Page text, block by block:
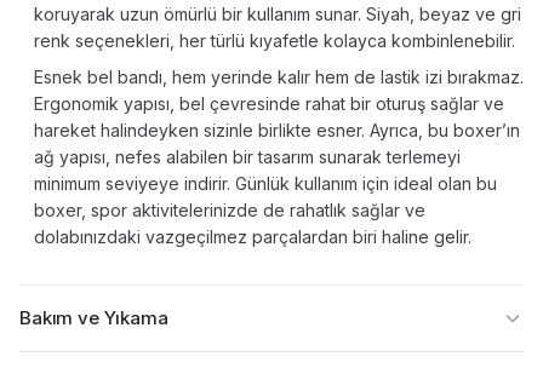
koruyarak uzun ömürlü bir kullanım sunar. Siyah, beyaz ve gri
renk seçenekleri, her türlü kıyafetle kolayca kombinlenebilir.
Esnek bel bandı, hem yerinde kalır hem de lastik izi bırakmaz.
Ergonomik yapısı, bel çevresinde rahat bir oturuş sağlar ve
hareket halindeyken sizinle birlikte esner. Ayrıca, bu boxer’ın
ağ yapısı, nefes alabilen bir tasarım sunarak terlemeyi
minimum seviyeye indirir. Günlük kullanım için ideal olan bu
boxer, spor aktivitelerinizde de rahatlık sağlar ve
dolabınızdaki vazgeçilmez parçalardan biri haline gelir.
Bakım ve Yıkama